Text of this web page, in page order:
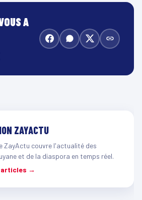
A
ZAYACTU
ZayActu couvre l'actualité des
et de la diaspora en temps réel.
articles →